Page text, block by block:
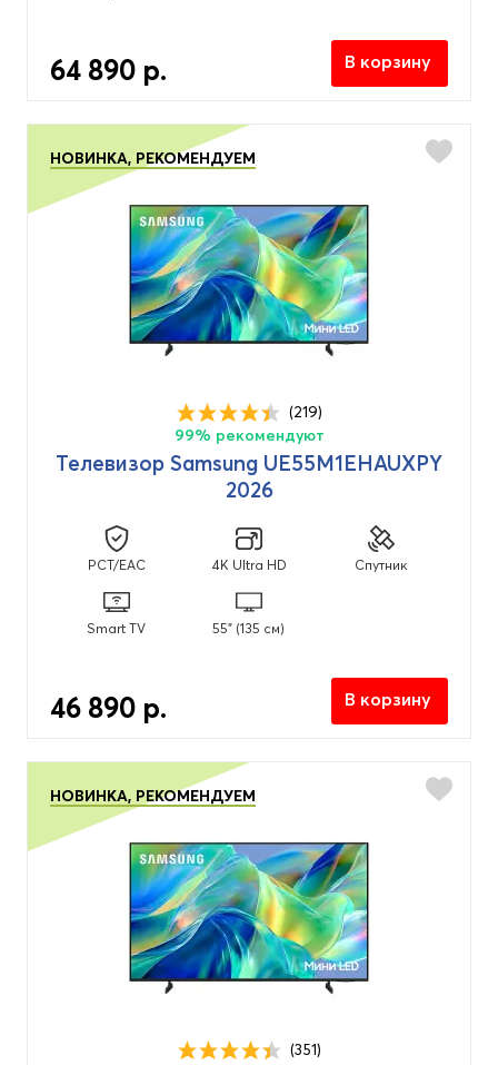
64 890 р. В корзину
НОВИНКА, РЕКОМЕНДУЕМ
(219)
99% рекомендуют
Телевизор Samsung UE55M1EHAUXPY
2026
PCT/EAC 4K Ultra HD Спутник
Smart TV 55" (135 см)
46 890 р. В корзину
НОВИНКА, РЕКОМЕНДУЕМ
(351)